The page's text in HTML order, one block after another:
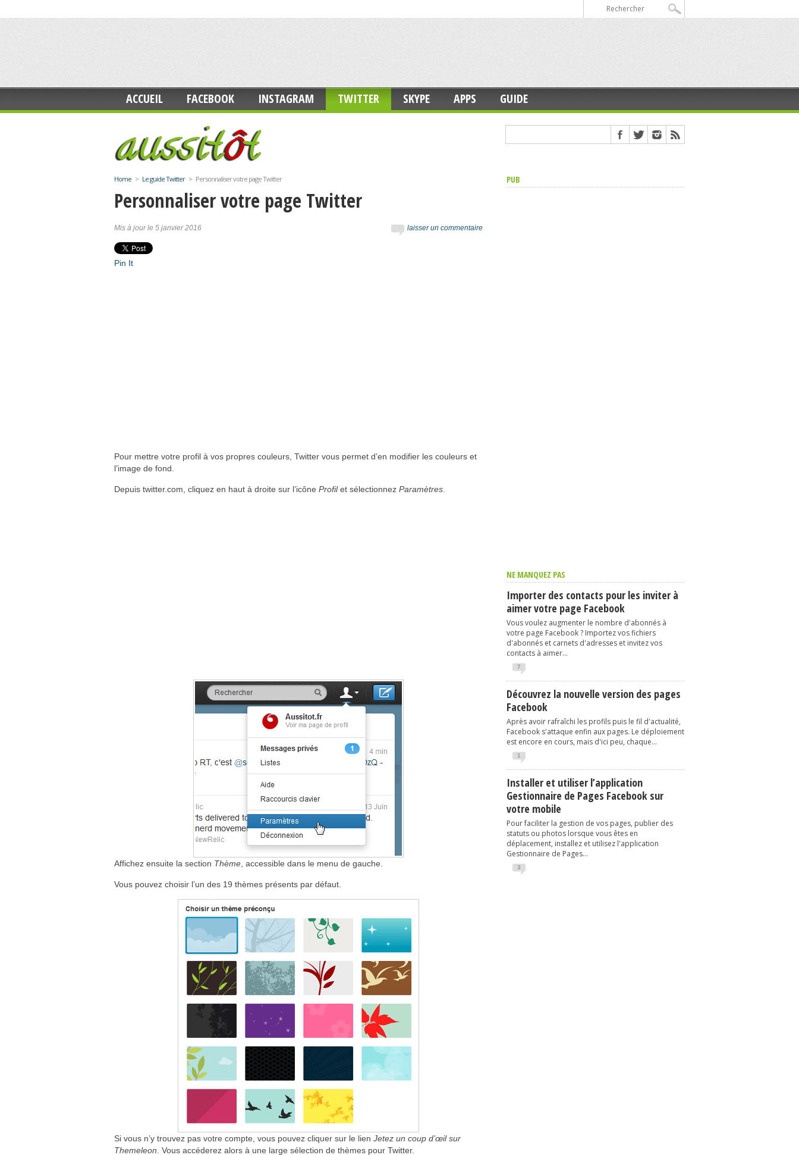
ACCUEIL FACEBOOK INSTAGRAM TWITTER SKYPE APPS GUIDE
Home > Le guide Twitter> Personnaliser votre page Twitter
Personnaliser votre page Twitter
laisser un commentaire
Mis à jour le 5 janvier 2016
Pin It
Pour mettre votre profil à vos propres couleurs, Twitter vous permet d’en modifier les couleurs et
l’image de fond.
Depuis twitter.com, cliquez en haut à droite sur l’icône Profilet sélectionnez Paramètres
Affichez ensuite la section Thème , accessible dans le menu de gauche.
Vous pouvez choisir l’un des 19 thèmes présents par défaut.
Si vous n’y trouvez pas votre compte, vous pouvez cliquer sur le lien Jetez un coup d’œil sur
Themeleon . Vous accéderez alors à une large sélection de thèmes pour Twitter.
PUB
NE MANQUEZ PAS
Importer des contacts pour les inviter à
aimer votre page Facebook
Vous voulez augmenter le nombre d'abonnés à
votre page Facebook ? Importez vos fichiers
d'abonnés et carnets d'adresses et invitez vos
contacts à aimer...
7
Découvrez la nouvelle version des pages
Facebook
Après avoir rafraîchi les profils puis le fil d'actualité,
Facebook s'attaque enfin aux pages. Le déploiement
est encore en cours, mais d'ici peu, chaque...
1
Installer et utiliser l’application
Gestionnaire de Pages Facebook sur
votre mobile
Pour faciliter la gestion de vos pages, publier des
statuts ou photos lorsque vous êtes en
déplacement, installez et utilisez l'application
Gestionnaire de Pages...
3